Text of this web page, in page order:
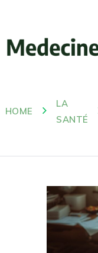
HOME
LA
SANTÉ